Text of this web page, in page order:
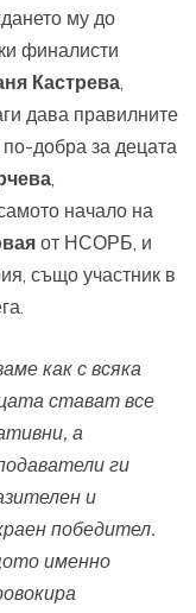
му до
финалисти
Кастрева,
дава правилните
по-добра за децата
,
начало на
от НСОРБ, и
също участник в
как с всяка
стават все
а
ги
и
победител.
именно